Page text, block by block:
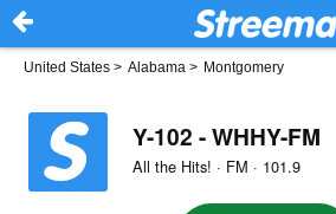
United States > Alabama > Montgomery
Y-102 - WHHY-FM
All the Hits! · FM · 101.9